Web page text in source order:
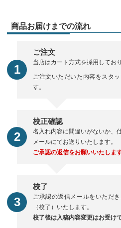
商品お届けまでの流れ
ご注文
当店はカート方式を採用しており
ご注文いただいた内容をスタ
す。
校正確認
名入れ内容に間違いがないか、
メールにてお送りいたします。
ご承認の返信をお願いいたします
校了
ご承認の返信メールをいただ
（校了）いたします。
校了後は入稿内容変更はお受け